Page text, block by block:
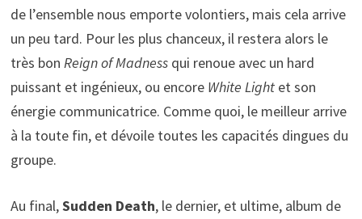
de l’ensemble nous emporte volontiers, mais cela arrive
un peu tard. Pour les plus chanceux, il restera alors le
très bon Reign of Madnessqui renoue avec un hard
puissant et ingénieux, ou encore White Lightet son
énergie communicatrice. Comme quoi, le meilleur arrive
à la toute fin, et dévoile toutes les capacités dingues du
groupe.
Au final,Sudden Death, le dernier, et ultime, album de